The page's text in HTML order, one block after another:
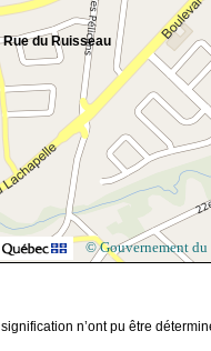
Rue du Ruisseau
© Gouvernement du
n’ont pu être